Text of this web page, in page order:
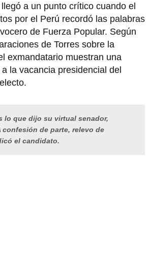
a un punto crítico cuando el
por el Perú recordó las palabras
de Fuerza Popular. Según
de Torres sobre la
exmandatario muestran una
la vacancia presidencial del
lo que dijo su virtual senador,
confesión de parte, relevo de
el candidato.